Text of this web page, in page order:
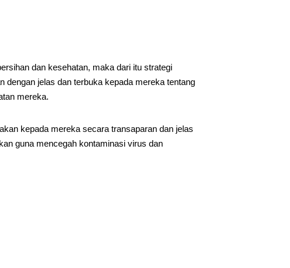
dan kesehatan, maka dari itu strategi
dengan jelas dan terbuka kepada mereka tentang
mereka.
kepada mereka secara transaparan dan jelas
guna mencegah kontaminasi virus dan